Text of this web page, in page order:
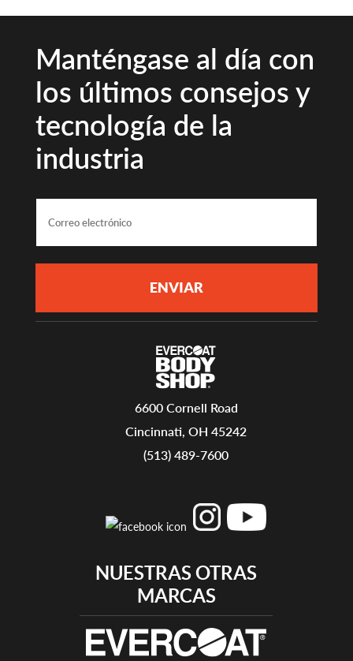
Manténgase al día con
los últimos consejos y
tecnología de la
industria
6600 Cornell Road
Cincinnati, OH 45242
(513) 489-7600
NUESTRAS OTRAS
MARCAS